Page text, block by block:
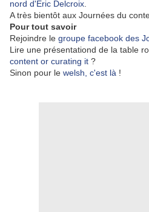
nord d'Eric Delcroix
A très bientôt aux Journées du
Pour tout savoir
Rejoindre le groupe facebook des
Lire une présentationd de la table
content or curating it ?
Sinon pour le welsh, c'est là !